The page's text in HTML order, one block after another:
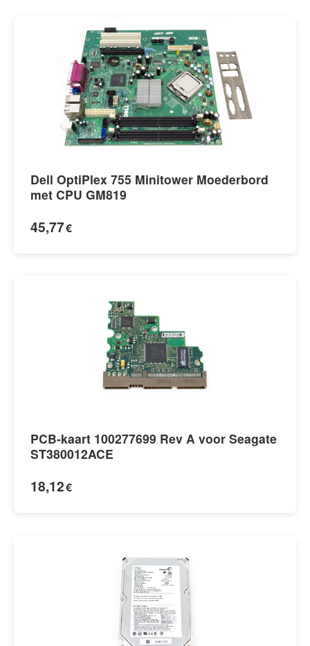
Dell OptiPlex 755 Minitower Moederbord
met CPU GM819
45,77€
PCB-kaart 100277699 Rev A voor Seagate
ST380012ACE
18,12€